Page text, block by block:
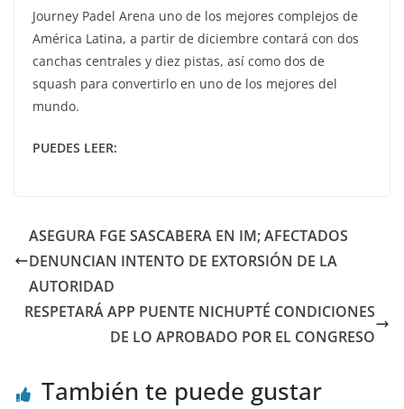
Journey Padel Arena uno de los mejores complejos de
América Latina, a partir de diciembre contará con dos
canchas centrales y diez pistas, así como dos de
squash para convertirlo en uno de los mejores del
mundo.
PUEDES LEER:
ASEGURA FGE SASCABERA EN IM; AFECTADOS
DENUNCIAN INTENTO DE EXTORSIÓN DE LA
AUTORIDAD
RESPETARÁ APP PUENTE NICHUPTÉ CONDICIONES
DE LO APROBADO POR EL CONGRESO
También te puede gustar